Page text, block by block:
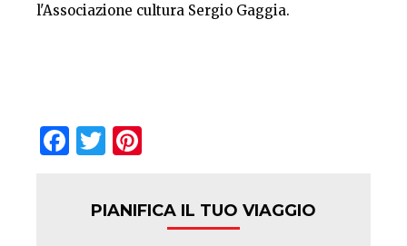
l'Associazione cultura Sergio Gaggia.
Facebook
Twitter
PIANIFICA IL TUO VIAGGIO